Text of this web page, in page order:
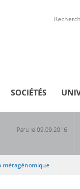
SOCIÉTÉS
Paru le 09.09.2016
métagénomique